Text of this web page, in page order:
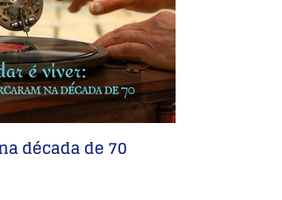
década de 70